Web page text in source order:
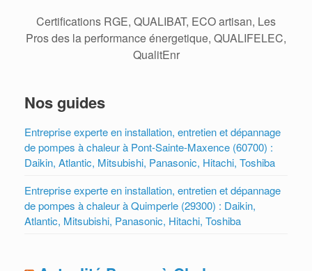
Certifications RGE, QUALIBAT, ECO artisan, Les
Pros des la performance énergetique, QUALIFELEC,
QualitEnr
Nos guides
Entreprise experte en installation, entretien et dépannage
de pompes à chaleur à Pont-Sainte-Maxence (60700) :
Daikin, Atlantic, Mitsubishi, Panasonic, Hitachi, Toshiba
Entreprise experte en installation, entretien et dépannage
de pompes à chaleur à Quimperle (29300) : Daikin,
Atlantic, Mitsubishi, Panasonic, Hitachi, Toshiba